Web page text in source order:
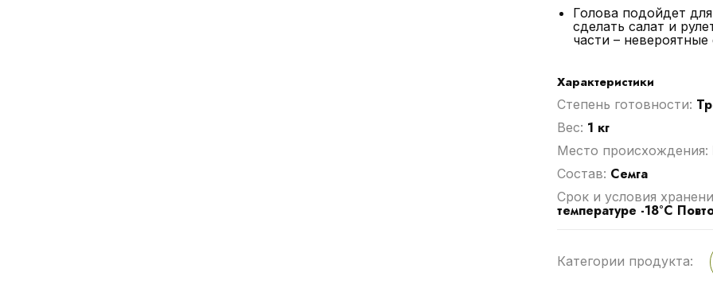
Голова подойдет
сделать салат и
части –
Характеристики
Степень готовности:
Вес: 1 кг
Место происхождения:
Cостав: Семга
Срок и условия
температуре -18°C
Категории продукта: